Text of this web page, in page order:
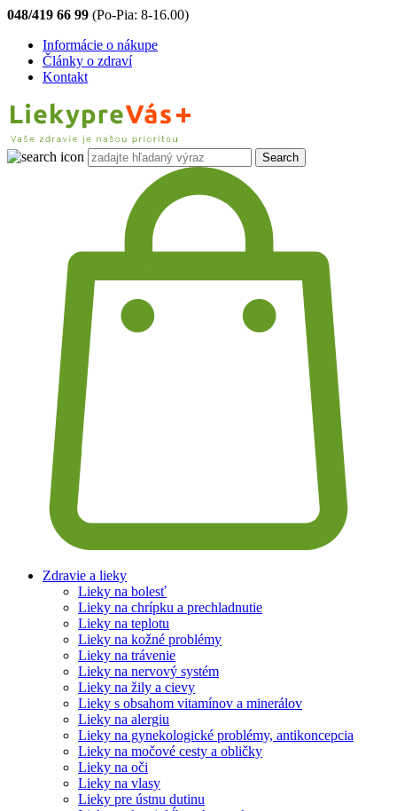
048/419 66 99 (Po-Pia: 8-16.00)
Informácie o nákupe
Články o zdraví
Kontakt
Zdravie a lieky
Lieky na bolesť
Lieky na chrípku a prechladnutie
Lieky na teplotu
Lieky na kožné problémy
Lieky na trávenie
Lieky na nervový systém
Lieky na žily a cievy
Lieky s obsahom vitamínov a minerálov
Lieky na alergiu
Lieky na gynekologické problémy, antikoncepcia
Lieky na močové cesty a obličky
Lieky na oči
Lieky na vlasy
Lieky pre ústnu dutinu